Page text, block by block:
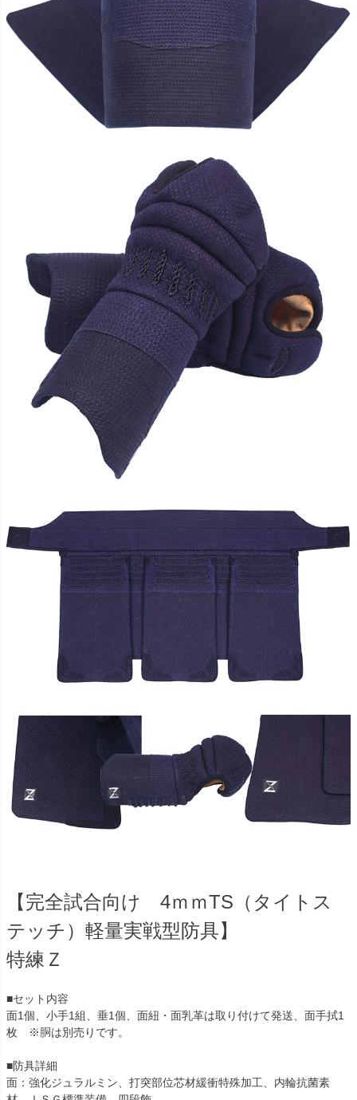
【完全試合向け 4ｍｍTS（タイトス
テッチ）軽量実戦型防具】
特練Ｚ
■セット内容
面1個、小手1組、垂1個、面紐・面乳革は取り付けて発送、面手拭1
枚 ※胴は別売りです。
■防具詳細
面：強化ジュラルミン、打突部位芯材緩衝特殊加工、内輪抗菌素